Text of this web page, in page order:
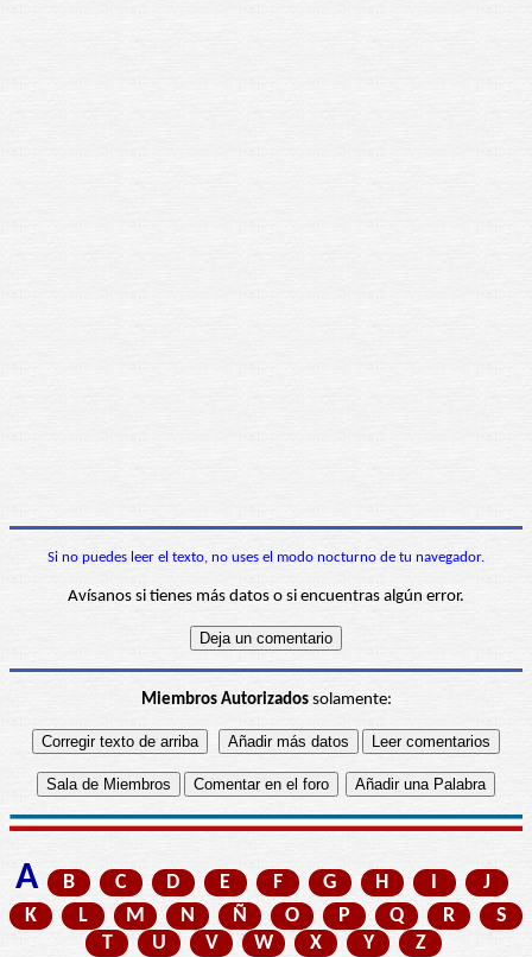
Si no puedes leer el texto, no uses el modo nocturno de tu navegador.
Avísanos si tienes más datos o si encuentras algún error.
Miembros Autorizadossolamente:
A B C D E F G H I
J
K
L M N Ñ O P Q R
S
T
U V W X Y Z